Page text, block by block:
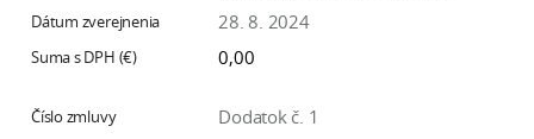
28. 8. 2024
0,00
Dodatok č. 1